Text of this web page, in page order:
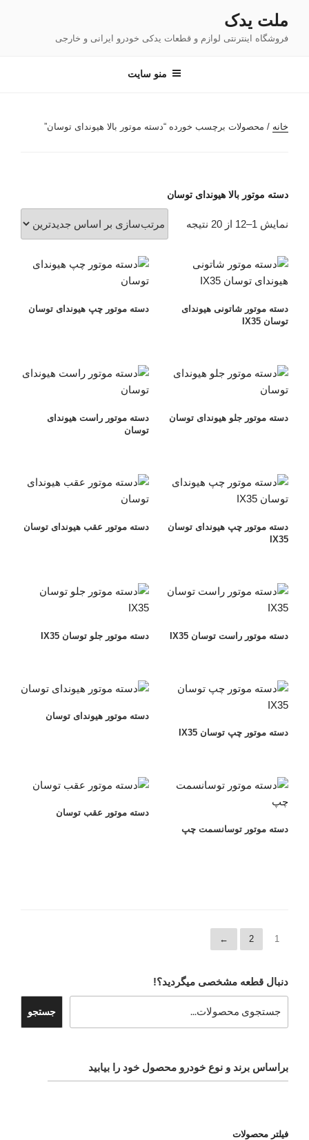
محتوا
ملت یدک
فروشگاه اینترنتی لوازم و قطعات یدکی خودرو ایرانی و خارجی
منو سایت
خانه / محصولات برچسب خورده “دسته موتور بالا هیوندای توسان”
دسته موتور بالا هیوندای توسان
نمایش 1–12 از 20 نتیجه
مرتب‌سازی
دسته موتور شاتونی هیوندای
توسان IX35
دسته موتور چپ هیوندای توسان
دسته موتور جلو هیوندای توسان
دسته موتور راست هیوندای
توسان
دسته موتور چپ هیوندای توسان
IX35
دسته موتور عقب هیوندای توسان
دسته موتور راست توسان IX35 دسته موتور جلو توسان IX35
دسته موتور چپ توسان IX35
دسته موتور هیوندای توسان
دسته موتور توسانسمت چپ
دسته موتور عقب توسان
1
2
←
دنبال قطعه مشخصی میگردید؟!
جستجو
براساس برند و نوع خودرو محصول خود را بیابید
فیلتر محصولات